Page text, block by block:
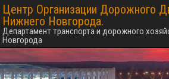
Центр Организации Дорожного
Нижнего Новгорода.
Департамент транспорта и дорожного
Новгорода